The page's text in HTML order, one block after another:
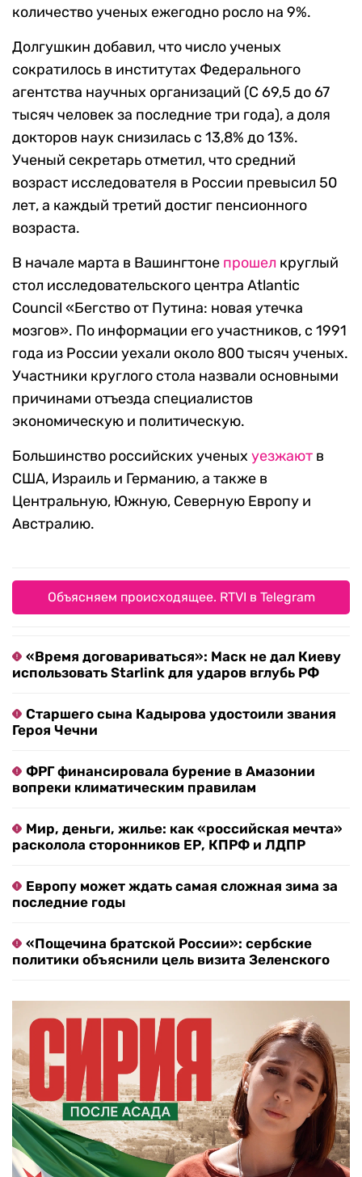
количество ученых ежегодно росло на 9%.
Долгушкин добавил, что число ученых
сократилось в институтах Федерального
агентства научных организаций (С 69,5 до 67
тысяч человек за последние три года), а доля
докторов наук снизилась с 13,8% до 13%.
Ученый секретарь отметил, что средний
возраст исследователя в России превысил 50
лет, а каждый третий достиг пенсионного
возраста.
В начале марта в Вашингтоне прошел круглый
стол исследовательского центра Atlantic
Council «Бегство от Путина: новая утечка
мозгов». По информации его участников, с 1991
года из России уехали около 800 тысяч ученых.
Участники круглого стола назвали основными
причинами отъезда специалистов
экономическую и политическую.
Большинство российских ученых уезжают в
США, Израиль и Германию, а также в
Центральную, Южную, Северную Европу и
Австралию.
Объясняем происходящее. RTVI в Telegram
«Время договариваться»: Маск не дал Киеву
использовать Starlink для ударов вглубь РФ
Старшего сына Кадырова удостоили звания
Героя Чечни
ФРГ финансировала бурение в Амазонии
вопреки климатическим правилам
Мир, деньги, жилье: как «российская мечта»
расколола сторонников ЕР, КПРФ и ЛДПР
Европу может ждать самая сложная зима за
последние годы
«Пощечина братской России»: сербские
политики объяснили цель визита Зеленского